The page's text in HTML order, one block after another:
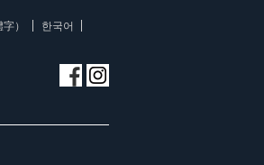
）
한국어